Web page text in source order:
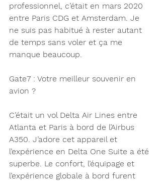
professionnel, c’était en mars 2020
entre Paris CDG et Amsterdam. Je
ne suis pas habitué à rester autant
de temps sans voler et ça me
manque beaucoup.
Gate7 : Votre meilleur souvenir en
avion ?
C’était un vol Delta Air Lines entre
Atlanta et Paris à bord de l’Airbus
A350. J’adore cet appareil et
l’expérience en Delta One Suite a été
superbe. Le confort, l’équipage et
l’expérience globale à bord furent